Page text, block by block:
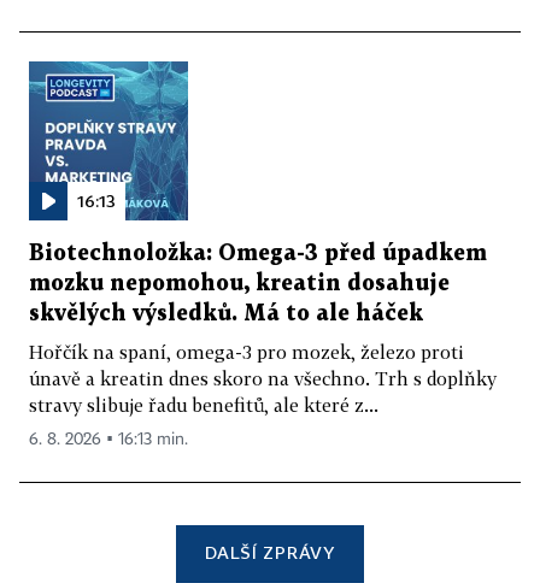
16:13
Biotechnoložka: Omega-3 před úpadkem
mozku nepomohou, kreatin dosahuje
skvělých výsledků. Má to ale háček
Hořčík na spaní, omega-3 pro mozek, železo proti
únavě a kreatin dnes skoro na všechno. Trh s doplňky
stravy slibuje řadu benefitů, ale které z...
6. 8. 2026 ▪ 16:13 min.
DALŠÍ ZPRÁVY